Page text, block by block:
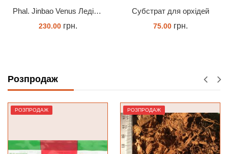
Phal. Jinbao Venus Леді Мармелад 1.7 (торфстакан) Субстрат для орхідей
75.00 230.00
Розпродаж
РОЗПРОДАЖ РОЗПРОДАЖ